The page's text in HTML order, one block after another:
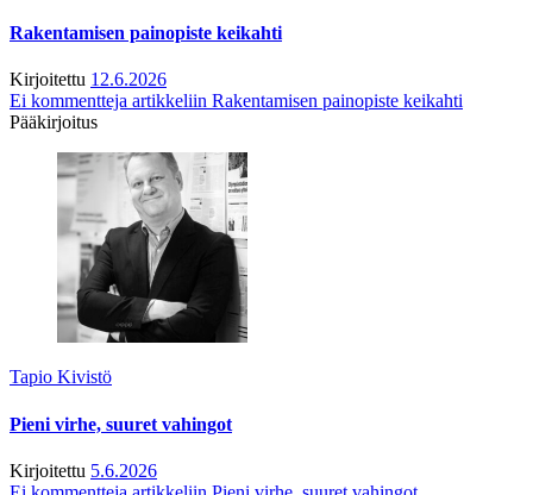
Rakentamisen painopiste keikahti
Kirjoitettu 12.6.2026
Ei kommentteja artikkeliin Rakentamisen painopiste keikahti
Pääkirjoitus
Tapio Kivistö
Pieni virhe, suuret vahingot
Kirjoitettu 5.6.2026